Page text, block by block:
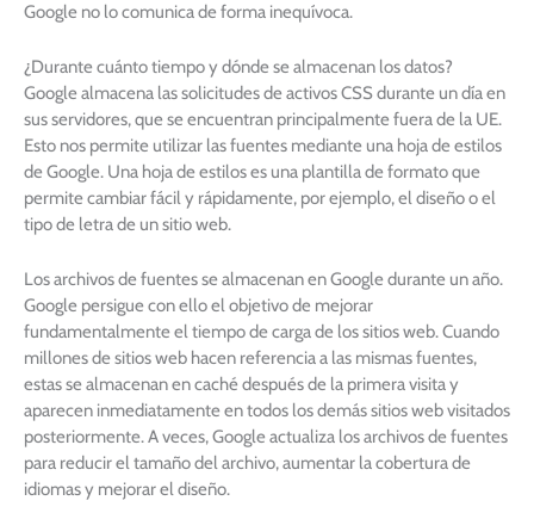
Google no lo comunica de forma inequívoca.
¿Durante cuánto tiempo y dónde se almacenan los datos?
Google almacena las solicitudes de activos CSS durante un día en
sus servidores, que se encuentran principalmente fuera de la UE.
Esto nos permite utilizar las fuentes mediante una hoja de estilos
de Google. Una hoja de estilos es una plantilla de formato que
permite cambiar fácil y rápidamente, por ejemplo, el diseño o el
tipo de letra de un sitio web.
Los archivos de fuentes se almacenan en Google durante un año.
Google persigue con ello el objetivo de mejorar
fundamentalmente el tiempo de carga de los sitios web. Cuando
millones de sitios web hacen referencia a las mismas fuentes,
estas se almacenan en caché después de la primera visita y
aparecen inmediatamente en todos los demás sitios web visitados
posteriormente. A veces, Google actualiza los archivos de fuentes
para reducir el tamaño del archivo, aumentar la cobertura de
idiomas y mejorar el diseño.